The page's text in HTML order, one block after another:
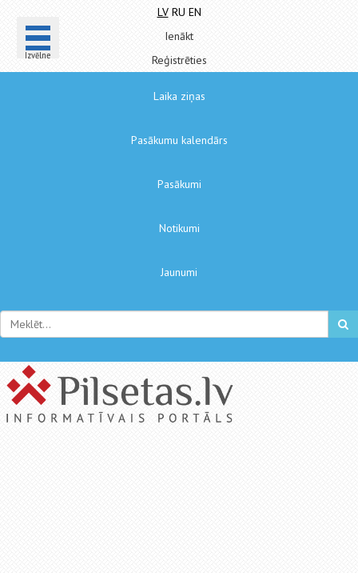
Izvēlne
LV RU EN
Ienākt
Reģistrēties
Laika ziņas
Pasākumu kalendārs
Pasākumi
Notikumi
Jaunumi